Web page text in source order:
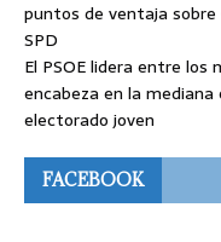
puntos de ventaja sobre
SPD
El PSOE lidera entre los
encabeza en la
electorado joven
FACEBOOK